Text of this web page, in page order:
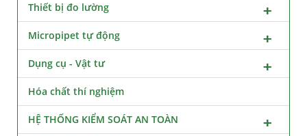
Thiết bị đo lường
Micropipet tự động
Dụng cụ - Vật tư
Hóa chất thí nghiệm
HỆ THỐNG KIỂM SOÁT AN TOÀN